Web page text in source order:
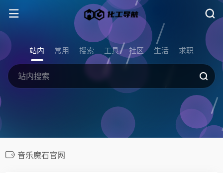
站内 常用 搜索 工具 社区 生活 求职
音乐魔石官网